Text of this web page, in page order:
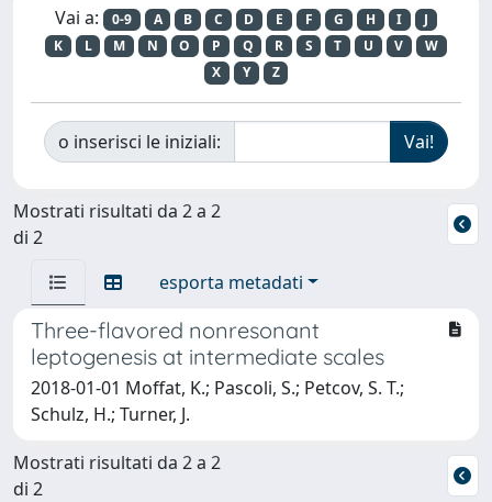
Vai a: 0-9 A B C D E F G H I
J
K
L M N O P Q R S T U V
W
X
Y Z
o inserisci le iniziali:
Mostrati risultati da 2 a 2
di 2
esporta metadati
Three-flavored nonresonant
leptogenesis at intermediate scales
2018-01-01 Moffat, K.; Pascoli, S.; Petcov, S. T.;
Schulz, H.; Turner, J.
Mostrati risultati da 2 a 2
di 2